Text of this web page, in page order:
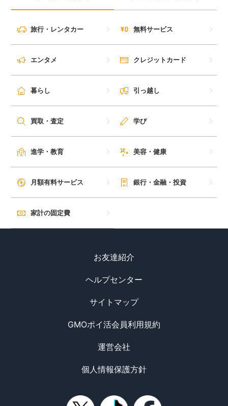
旅行・レンタカー 無料サービス
エンタメ クレジットカード
暮らし 引っ越し
買取・査定 学び
進学・教育 美容・健康
月額有料サービス 銀行・金融・投資
家計の固定費
お友達紹介
ヘルプセンター
サイトマップ
GMOポイ活会員利用規約
運営会社
個人情報保護方針